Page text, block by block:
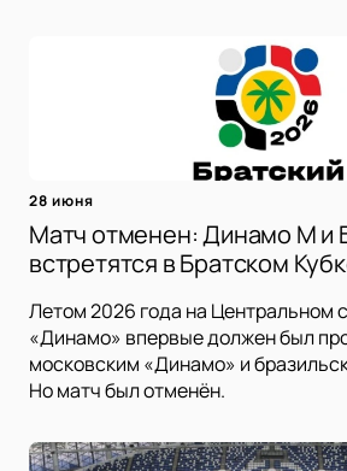
28 июня
Матч отменен: Динамо М и
встретятся в Братском
Летом 2026 года на Центральном
«Динамо» впервые должен был
московским «Динамо» и
Но матч был отменён.